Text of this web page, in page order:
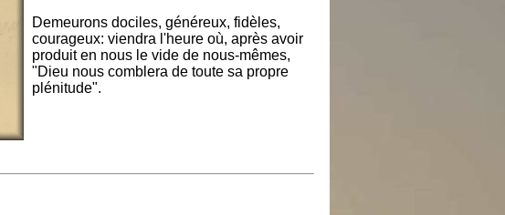
Demeurons dociles, généreux, fidèles,
courageux: viendra l'heure où, après avoir
produit en nous le vide de nous-mêmes,
"Dieu nous comblera de toute sa propre
plénitude".